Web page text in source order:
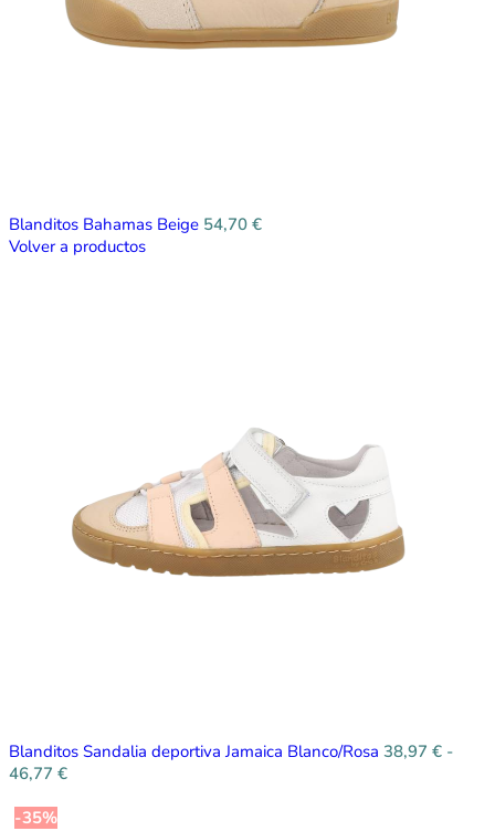
Blanditos Bahamas Beige 54,70 €
Volver a productos
Blanditos Sandalia deportiva Jamaica Blanco/Rosa 38,97 € -
46,77 €
-35%